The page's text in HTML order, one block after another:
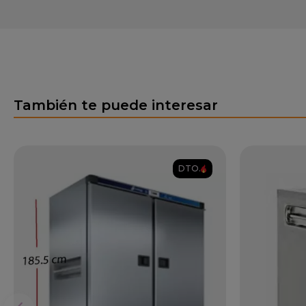
También te puede interesar
DTO.